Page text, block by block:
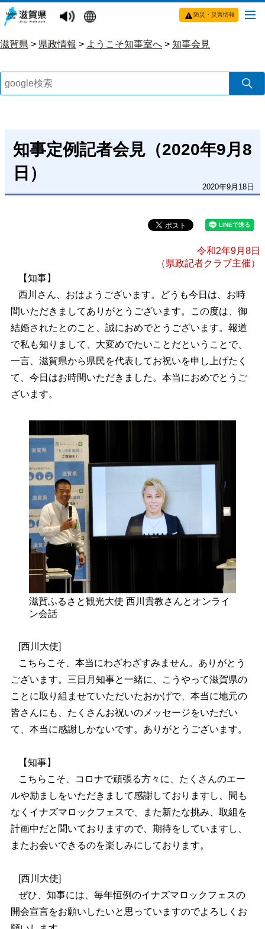
防災・災害情報
滋賀県 > 県政情報 > ようこそ知事室へ > 知事会見
知事定例記者会見（2020年9月8
日）
2020年9月18日
令和2年9月8日
（県政記者クラブ主催）
【知事】
西川さん、おはようございます。どうも今日は、お時
間いただきましてありがとうございます。この度は、御
結婚されたとのこと、誠におめでとうございます。報道
で私も知りまして、大変めでたいことだということで、
一言、滋賀県から県民を代表してお祝いを申し上げたく
て、今日はお時間いただきました。本当におめでとうご
ざいます。
滋賀ふるさと観光大使 西川貴教さんとオンライ
ン会話
[西川大使]
こちらこそ、本当にわざわざすみません。ありがとう
ございます。三日月知事と一緒に、こうやって滋賀県の
ことに取り組ませていただいたおかげで、本当に地元の
皆さんにも、たくさんお祝いのメッセージをいただい
て、本当に感謝しかないです。ありがとうございます。
【知事】
こちらこそ、コロナで頑張る方々に、たくさんのエー
ルや励ましをいただきまして感謝しておりますし、間も
なくイナズマロックフェスで、また新たな挑み、取組を
計画中だと聞いておりますので、期待をしていますし、
またお会いできるのを楽しみにしております。
[西川大使]
ぜひ、知事には、毎年恒例のイナズマロックフェスの
開会宣言をお願いしたいと思っていますのでよろしくお